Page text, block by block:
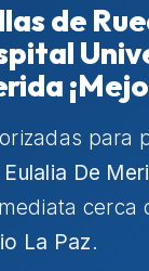
de
para
De
cerca
La Paz.